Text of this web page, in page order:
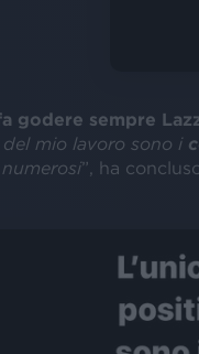
godere sempre
mio lavoro sono i
”, ha